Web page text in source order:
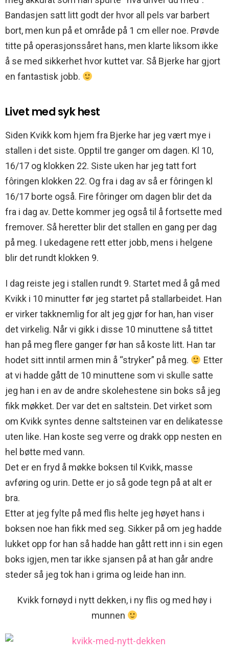
Bandasjen satt litt godt der hvor all pels var barbert
bort, men kun på et område på 1 cm eller noe. Prøvde
titte på operasjonssåret hans, men klarte liksom ikke
å se med sikkerhet hvor kuttet var. Så Bjerke har gjort
en fantastisk jobb.
Livet med syk hest
Siden Kvikk kom hjem fra Bjerke har jeg vært mye i
stallen i det siste. Opptil tre ganger om dagen. Kl 10,
16/17 og klokken 22. Siste uken har jeg tatt fort
fôringen klokken 22. Og fra i dag av så er fôringen kl
16/17 borte også. Fire fôringer om dagen blir det da
fra i dag av. Dette kommer jeg også til å fortsette med
fremover. Så heretter blir det stallen en gang per dag
på meg. I ukedagene rett etter jobb, mens i helgene
blir det rundt klokken 9.
I dag reiste jeg i stallen rundt 9. Startet med å gå med
Kvikk i 10 minutter før jeg startet på stallarbeidet. Han
er virker takknemlig for alt jeg gjør for han, han viser
det virkelig. Når vi gikk i disse 10 minuttene så tittet
han på meg flere ganger før han så koste litt. Han tar
hodet sitt inntil armen min å “stryker” på meg.
Etter
at vi hadde gått de 10 minuttene som vi skulle satte
jeg han i en av de andre skolehestene sin boks så jeg
fikk møkket. Der var det en saltstein. Det virket som
om Kvikk syntes denne saltsteinen var en delikatesse
uten like. Han koste seg verre og drakk opp nesten en
hel bøtte med vann.
Det er en fryd å møkke boksen til Kvikk, masse
avføring og urin. Dette er jo så gode tegn på at alt er
bra.
Etter at jeg fylte på med flis helte jeg høyet hans i
boksen noe han fikk med seg. Sikker på om jeg hadde
lukket opp for han så hadde han gått rett inn i sin egen
boks igjen, men tar ikke sjansen på at han går andre
steder så jeg tok han i grima og leide han inn.
Kvikk fornøyd i nytt dekken, i ny flis og med høy i
munnen